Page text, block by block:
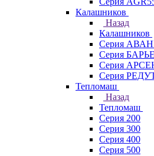
Калашников
Назад
Калашников
Серия
Серия
Серия
Серия
Тепломаш
Назад
Тепломаш
Серия 200
Серия 300
Серия 400
Серия 500